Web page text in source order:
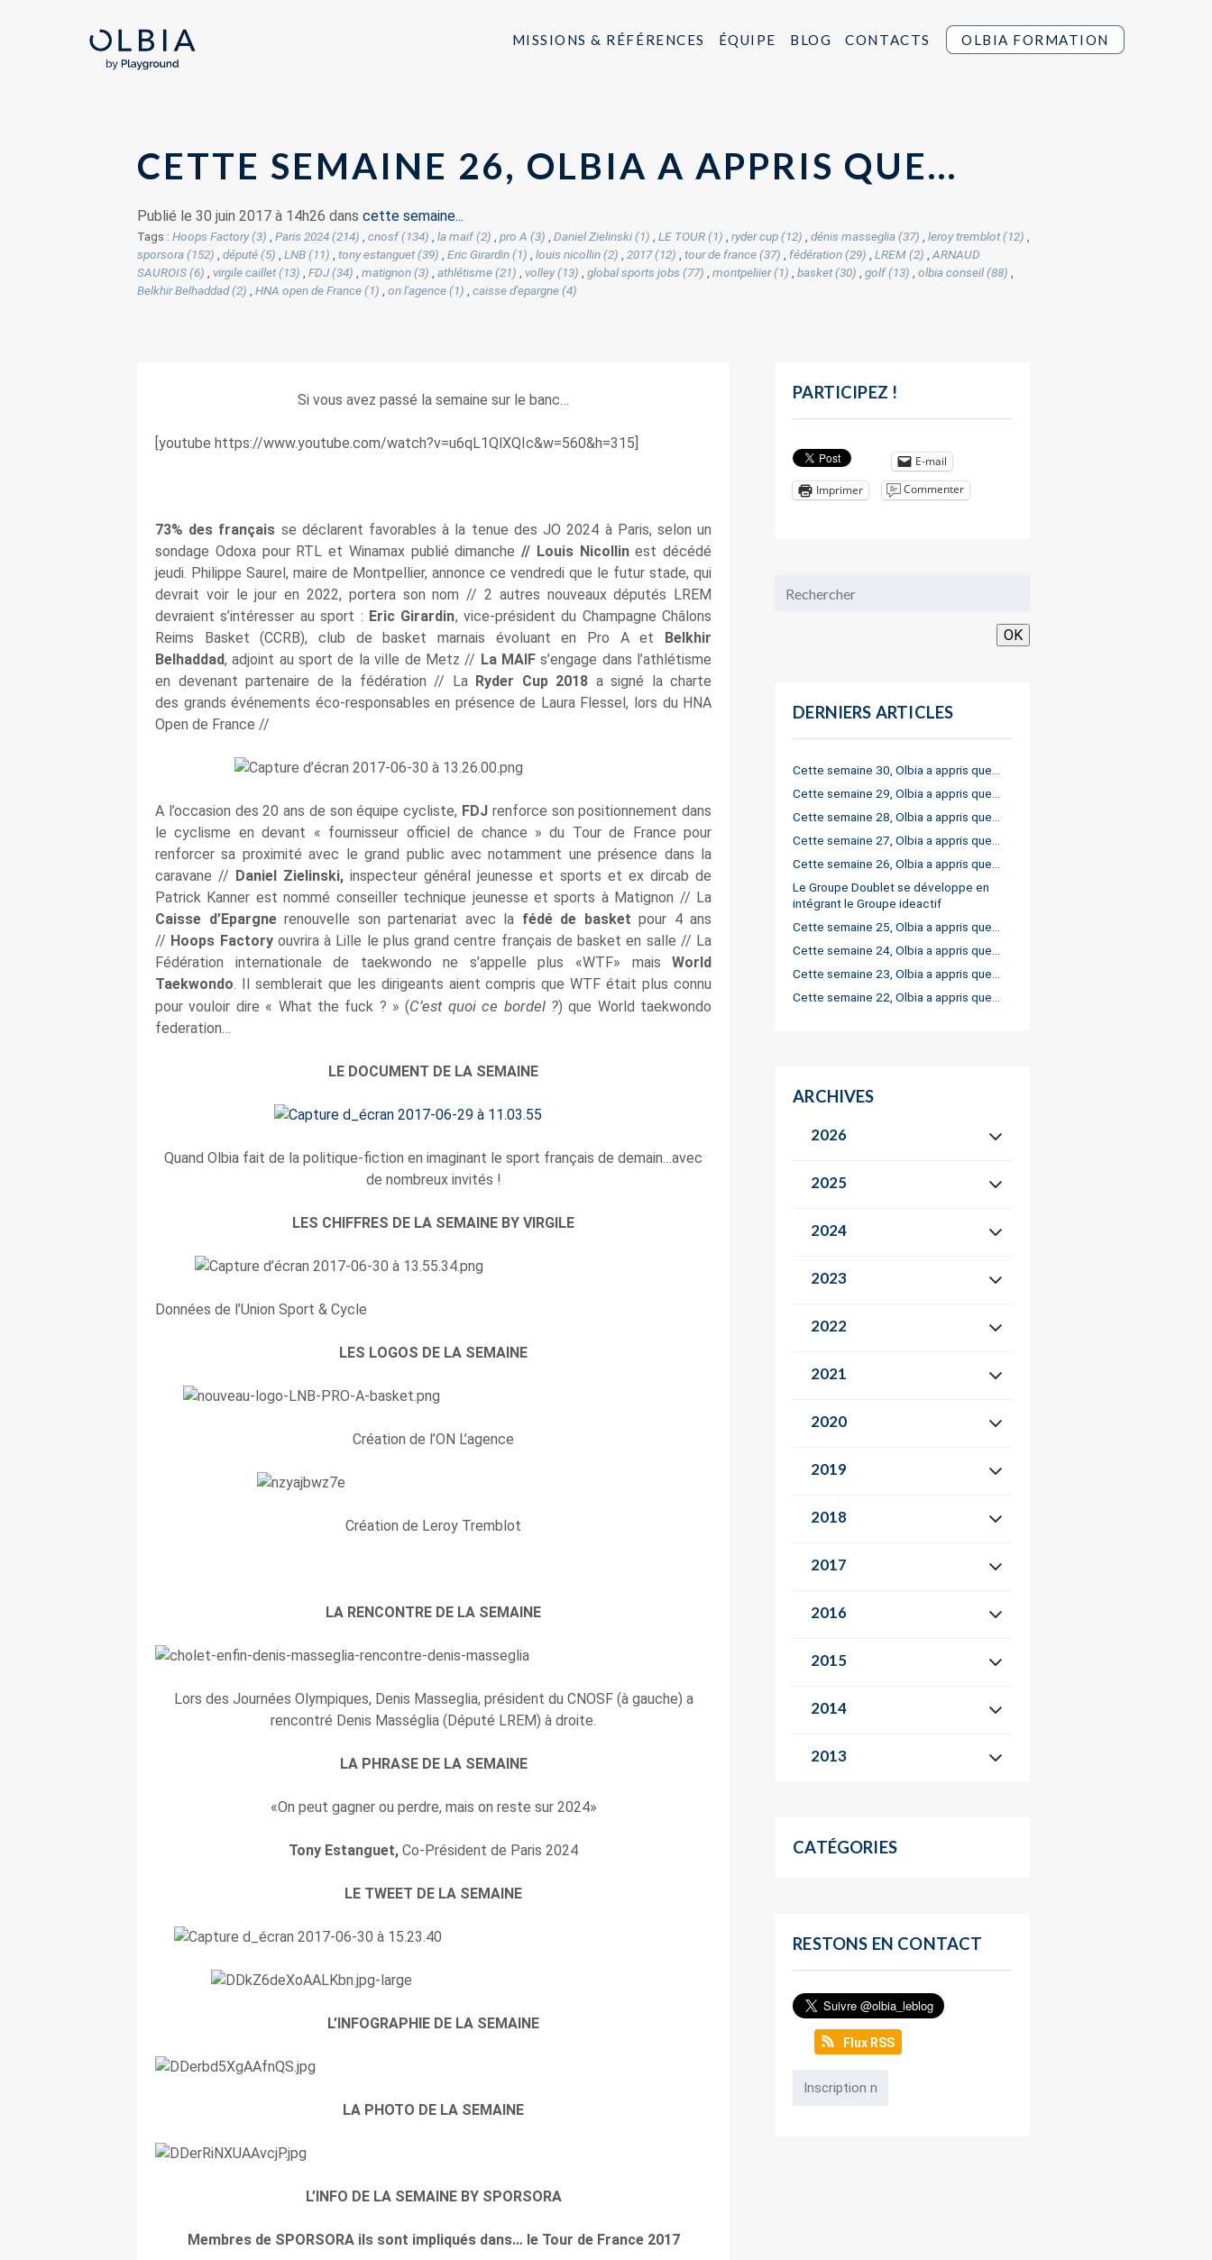
MISSIONS & RÉFÉRENCES ÉQUIPE BLOG CONTACTS OLBIA FORMATION
CETTE SEMAINE 26, OLBIA A APPRIS QUE…
Publié le 30 juin 2017 à 14h26 dans cette semaine...
Tags : Hoops Factory (3) Paris 2024 (214) cnosf (134) la maif (2) pro A (3) Daniel Zielinski (1) LE TOUR (1) ryder cup (12) dénis masseglia (37) leroy tremblot (12)
sporsora (152)
député (5) LNB (11) tony estanguet (39) Eric Girardin (1) louis nicollin (2) 2017 (12) tour de france (37) fédération (29) LREM (2)
ARNAUD
SAUROIS (6)
virgile caillet (13) FDJ (34) matignon (3) athlétisme (21) volley (13) global sports jobs (77) montpeliier (1) basket (30) golf (13) olbia conseil (88)
Belkhir Belhaddad (2)
HNA open de France (1) on l'agence (1) caisse d'epargne (4)
Si vous avez passé la semaine sur le banc…
[youtube https://www.youtube.com/watch?v=u6qL1QlXQIc&w=560&h=315]
73% des français se déclarent favorables à la tenue des JO 2024 à Paris, selon un
sondage Odoxa pour RTL et Winamax publié dimanche // Louis Nicollinest décédé
jeudi. Philippe Saurel, maire de Montpellier, annonce ce vendredi que le futur stade, qui
devrait voir le jour en 2022, portera son nom // 2 autres nouveaux députés LREM
devraient s’intéresser au sport : Eric Girardin, vice-président du Champagne Châlons
Reims Basket (CCRB), club de basket marnais évoluant en Pro A et Belkhir
Belhaddad, adjoint au sport de la ville de Metz // La MAIF s’engage dans l’athlétisme
en devenant partenaire de la fédération // La Ryder Cup 2018 a signé la charte
des grands événements éco-responsables en présence de Laura Flessel, lors du HNA
Open de France //
A l’occasion des 20 ans de son équipe cycliste, FDJ renforce son positionnement dans
le cyclisme en devant « fournisseur officiel de chance » du Tour de France pour
renforcer sa proximité avec le grand public avec notamment une présence dans la
caravane // Daniel Zielinski,inspecteur général jeunesse et sports et ex dircab de
Patrick Kanner est nommé conseiller technique jeunesse et sports à Matignon // La
Caisse d’Epargnerenouvelle son partenariat avec la fédé de basket pour 4 ans
// Hoops Factoryouvrira à Lille le plus grand centre français de basket en salle // La
Fédération internationale de taekwondo ne s’appelle plus «WTF» maisWorld
Taekwondo. Il semblerait que les dirigeants aient compris que WTF était plus connu
pour vouloir dire « What the fuck ? » (C’est quoi ce bordel ?) que World taekwondo
federation…
LE DOCUMENT DE LA SEMAINE
Quand Olbia fait de la politique-fiction en imaginant le sport français de demain…avec
de nombreux invités !
LES CHIFFRES DE LA SEMAINE BY VIRGILE
Données de l’Union Sport & Cycle
LES LOGOS DE LA SEMAINE
Création de l’ON L’agence
Création de Leroy Tremblot
LA RENCONTRE DE LA SEMAINE
Lors des Journées Olympiques, Denis Masseglia, président du CNOSF (à gauche) a
rencontré Denis Masséglia (Député LREM) à droite.
LA PHRASE DE LA SEMAINE
«On peut gagner ou perdre, mais on reste sur 2024»
Tony Estanguet, Co-Président de Paris 2024
LE TWEET DE LA SEMAINE
L’INFOGRAPHIE DE LA SEMAINE
LA PHOTO DE LA SEMAINE
L’INFO DE LA SEMAINE BY SPORSORA
Membres de SPORSORA ils sont impliqués dans… le Tour de France 2017
PARTICIPEZ !
E-mail
Imprimer
Commenter
OK
DERNIERS ARTICLES
Cette semaine 30, Olbia a appris que…
Cette semaine 29, Olbia a appris que…
Cette semaine 28, Olbia a appris que…
Cette semaine 27, Olbia a appris que…
Cette semaine 26, Olbia a appris que…
Le Groupe Doublet se développe en
intégrant le Groupe ideactif
Cette semaine 25, Olbia a appris que…
Cette semaine 24, Olbia a appris que…
Cette semaine 23, Olbia a appris que…
Cette semaine 22, Olbia a appris que…
ARCHIVES
2026
2025
2024
2023
2022
2021
2020
2019
2018
2017
2016
2015
2014
2013
CATÉGORIES
RESTONS EN CONTACT
Flux RSS